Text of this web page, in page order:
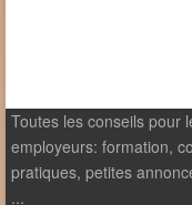
Toutes les conseils pour
employeurs: formation,
pratiques, petites
...